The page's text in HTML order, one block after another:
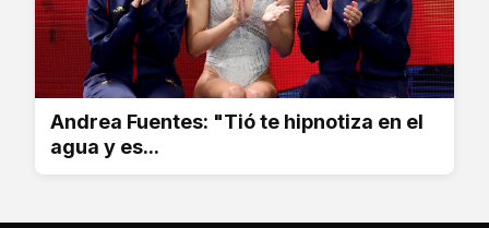
Andrea Fuentes: "Tió te hipnotiza en el
agua y es...